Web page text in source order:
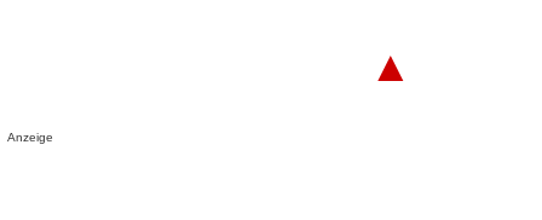
▲
Anzeige